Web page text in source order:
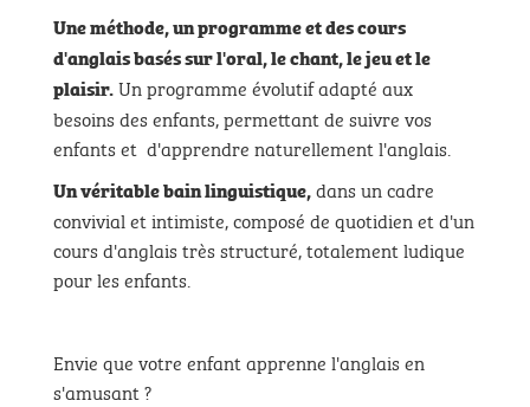
Une méthode, un programme et des cours
d'anglais basés sur l'oral, le chant, le jeu et le
plaisir.Un programme évolutif adapté aux
besoins des enfants, permettant de suivre vos
enfants et d'apprendre naturellement l'anglais.
Un véritable bain linguistique,dans un cadre
convivial et intimiste, composé de quotidien et d'un
cours d'anglais très structuré, totalement ludique
pour les enfants.
Envie que votre enfant apprenne l'anglais en
s'amusant ?